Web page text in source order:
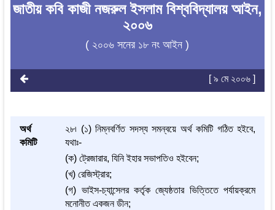
জাতীয় কবি কাজী নজরুল ইসলাম বিশ্ববিদ্যালয় আইন,
২০০৬
( ২০০৬ সনের ১৮ নং আইন )
[ ৯ মে ২০০৬ ]
অর্থ
কমিটি
২৮৷ (১) নিম্নবর্ণিত সদস্য সমন্বয়ে অর্থ কমিটি গঠিত হইবে,
যথাঃ-
(ক) ট্রেজারার, যিনি ইহার সভাপতিও হইবেন;
(খ) রেজিস্ট্রার;
(গ) ভাইস-চ্যান্সেলর কর্তৃক জ্যেষ্ঠতার ভিত্তিতে পর্যায়ক্রমে
মনোনীত একজন ডীন;